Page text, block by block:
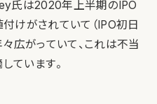
氏は2020年上半期のIPO
けがされていて（IPO初日
広がっていて、これは不当
ています。